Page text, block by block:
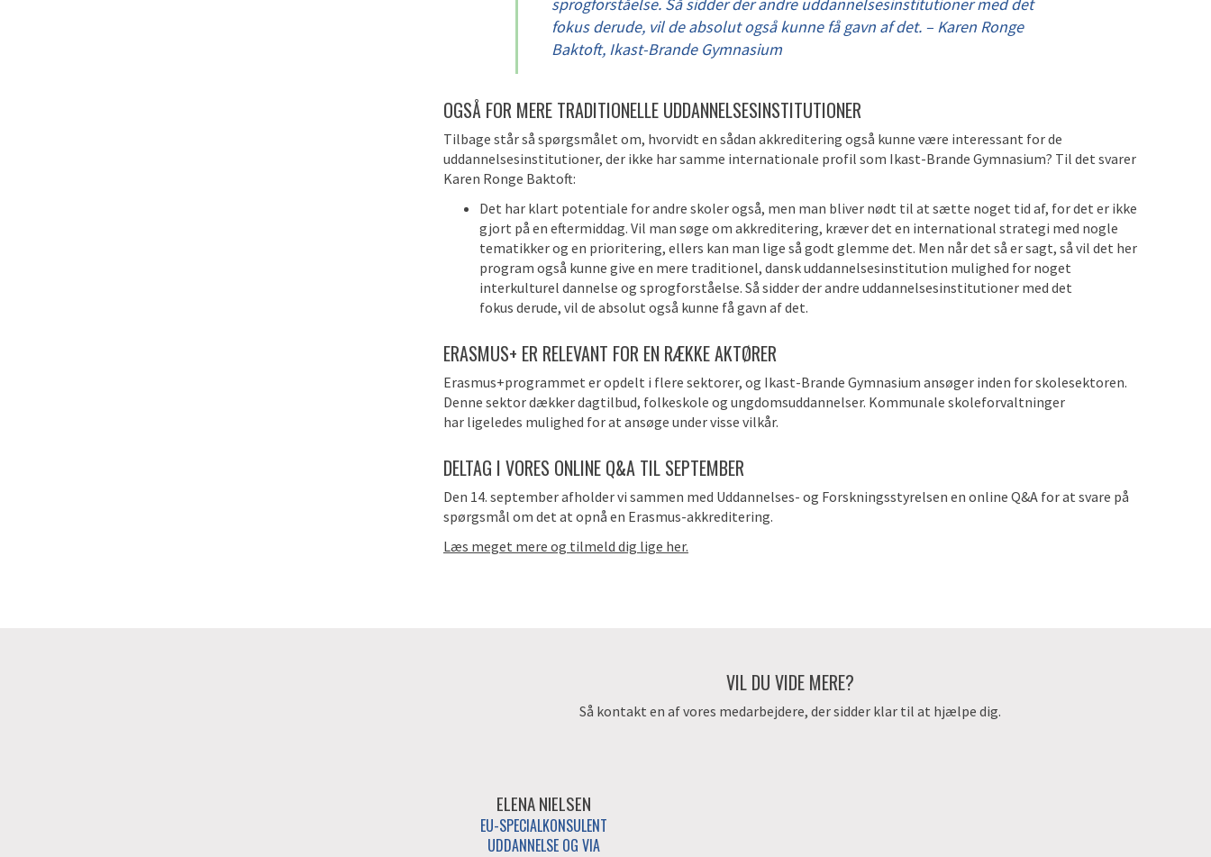
fokus derude, vil de absolut også kunne få gavn af det. – Karen Ronge
Baktoft, Ikast-Brande Gymnasium
OGSÅ FOR MERE TRADITIONELLE UDDANNELSESINSTITUTIONER
Tilbage står så spørgsmålet om, hvorvidt en sådan akkreditering også kunne være interessant for de
uddannelsesinstitutioner, der ikke har samme internationale profil som Ikast-Brande Gymnasium? Til det svarer
Karen Ronge Baktoft:
Det har klart potentiale for andre skoler også, men man bliver nødt til at sætte noget tid af, for det er ikke
gjort på en eftermiddag. Vil man søge om akkreditering, kræver det en international strategi med nogle
tematikker og en prioritering, ellers kan man lige så godt glemme det. Men når det så er sagt, så vil det her
program også kunne give en mere traditionel, dansk uddannelsesinstitution mulighed for noget
interkulturel dannelse og sprogforståelse. Så sidder der andre uddannelsesinstitutioner med det
fokus derude, vil de absolut også kunne få gavn af det.
ERASMUS+ ER RELEVANT FOR EN RÆKKE AKTØRER
Erasmus+programmet er opdelt i flere sektorer, og Ikast-Brande Gymnasium ansøger inden for skolesektoren.
Denne sektor dækker dagtilbud, folkeskole og ungdomsuddannelser. Kommunale skoleforvaltninger
har ligeledes mulighed for at ansøge under visse vilkår.
DELTAG I VORES ONLINE Q&A TIL SEPTEMBER
Den 14. september afholder vi sammen med Uddannelses- og Forskningsstyrelsen en online Q&A for at svare på
spørgsmål om det at opnå en Erasmus-akkreditering.
Læs meget mere og tilmeld dig lige her.
VIL DU VIDE MERE?
Så kontakt en af vores medarbejdere, der sidder klar til at hjælpe dig.
ELENA NIELSEN
EU-SPECIALKONSULENT
UDDANNELSE OG VIA